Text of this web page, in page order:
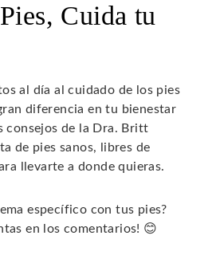
Cuida tu
al día al cuidado de los pies
diferencia en tu bienestar
consejos de la Dra. Britt
de pies sanos, libres de
llevarte a donde quieras.
específico con tus pies?
en los comentarios! 😊